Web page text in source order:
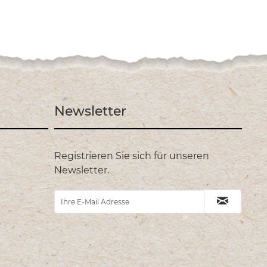
Newsletter
Registrieren Sie sich für unseren
Newsletter.